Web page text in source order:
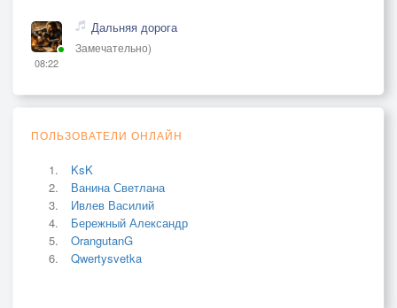
08:22
Дальняя дорога
Замечательно)
ПОЛЬЗОВАТЕЛИ ОНЛАЙН
KsK
Ванина Светлана
Ивлев Василий
Бережный Александр
OrangutanG
Qwertysvetka